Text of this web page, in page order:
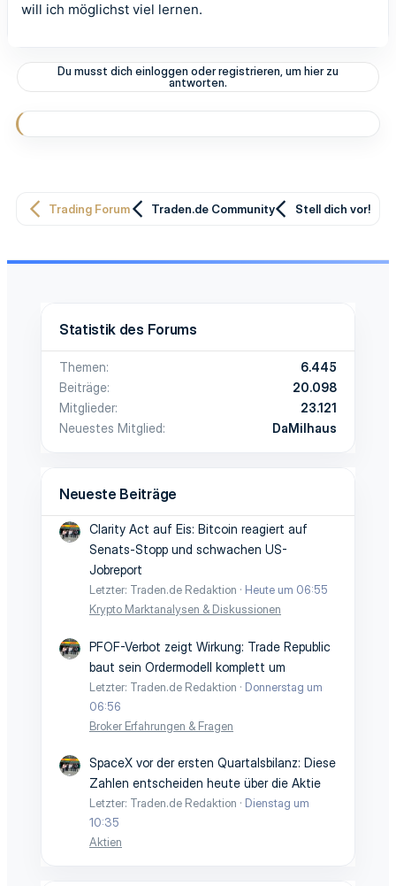
will ich möglichst viel lernen.
Du musst dich einloggen oder registrieren, um hier zu
antworten.
Trading Forum Traden.de Community Stell dich vor!
Statistik des Forums
Themen
6.445
Beiträge
20.098
Mitglieder
23.121
Neuestes Mitglied
DaMilhaus
Neueste Beiträge
Clarity Act auf Eis: Bitcoin reagiert auf
Senats-Stopp und schwachen US-
Jobreport
Letzter: Traden.de Redaktion
Heute um 06:55
Krypto Marktanalysen & Diskussionen
PFOF-Verbot zeigt Wirkung: Trade Republic
baut sein Ordermodell komplett um
Letzter: Traden.de Redaktion
Donnerstag um
06:56
Broker Erfahrungen & Fragen
SpaceX vor der ersten Quartalsbilanz: Diese
Zahlen entscheiden heute über die Aktie
Letzter: Traden.de Redaktion
Dienstag um
10:35
Aktien